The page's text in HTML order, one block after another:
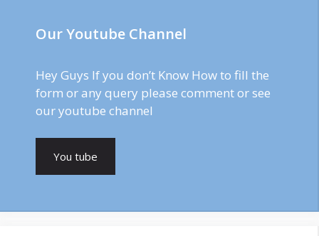
Our Youtube Channel
Hey Guys If you don’t Know How to fill the
form or any query please comment or see
our youtube channel
You tube